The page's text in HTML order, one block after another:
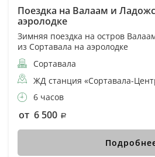
Поездка на Валаам и
аэролодке
Зимняя поездка на остров
из Сортавала на аэролодке
Сортавала
ЖД станция «Сортавала-
6 часов
от 6 500